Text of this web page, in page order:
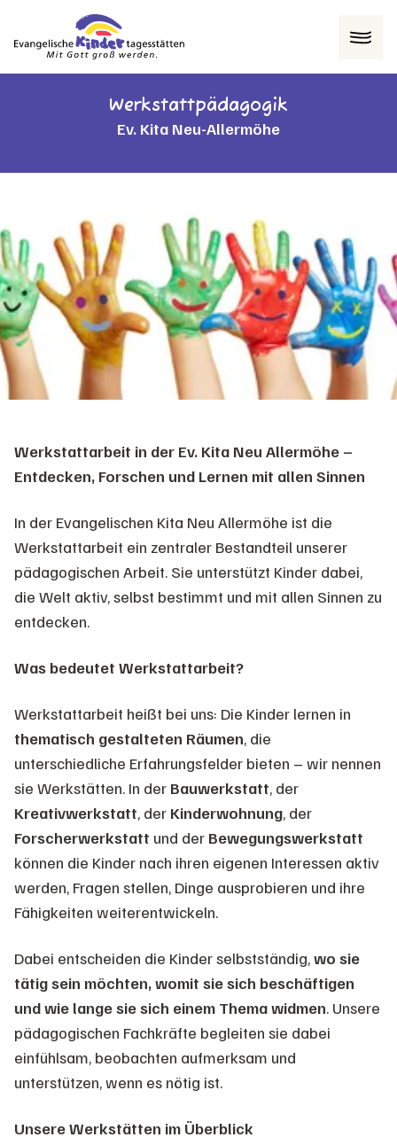
Werkstattpädagogik
Ev. Kita Neu-Allermöhe
Werkstattarbeit in der Ev. Kita Neu Allermöhe –
Entdecken, Forschen und Lernen mit allen Sinnen
In der Evangelischen Kita Neu Allermöhe ist die
Werkstattarbeit ein zentraler Bestandteil unserer
pädagogischen Arbeit. Sie unterstützt Kinder dabei,
die Welt aktiv, selbst bestimmt und mit allen Sinnen zu
entdecken.
Was bedeutet Werkstattarbeit?
Werkstattarbeit heißt bei uns: Die Kinder lernen in
thematisch gestalteten Räumen, die
unterschiedliche Erfahrungsfelder bieten – wir nennen
sie Werkstätten. In der Bauwerkstatt, der
Kreativwerkstatt, der Kinderwohnung, der
Forscherwerkstatt und der Bewegungswerkstatt
können die Kinder nach ihren eigenen Interessen aktiv
werden, Fragen stellen, Dinge ausprobieren und ihre
Fähigkeiten weiterentwickeln.
Dabei entscheiden die Kinder selbstständig,wo sie
tätig sein möchten, womit sie sich beschäftigen
und wie lange sie sich einem Thema widmen. Unsere
pädagogischen Fachkräfte begleiten sie dabei
einfühlsam, beobachten aufmerksam und
unterstützen, wenn es nötig ist.
Unsere Werkstätten im Überblick